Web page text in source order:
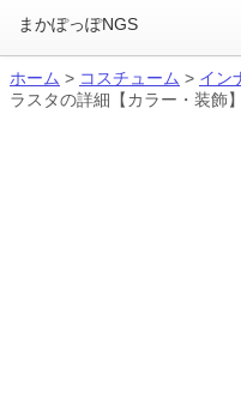
ホーム > コスチューム > イン
ラスタの詳細【カラー・装飾】